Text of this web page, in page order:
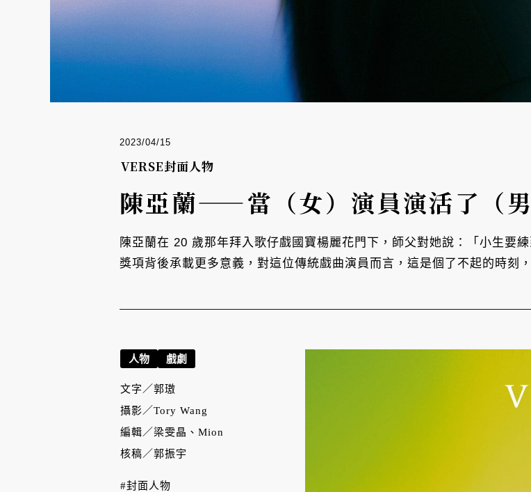
2023/04/15
VERSE封面人物
陳亞蘭——當（女）演員演活了（
陳亞蘭在 20 歲那年拜入歌仔戲國寶楊麗花門下，師父對她說：「小生要
獎項背後承載更多意義，對這位傳統戲曲演員而言，這是個了不起的時刻
人物 戲劇
文字／郭璈
攝影／Tory Wang
編輯／梁雯晶、Mion
核稿／郭振宇
#封面人物